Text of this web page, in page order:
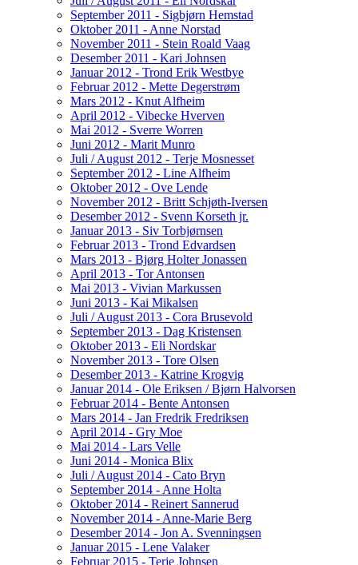
September 2011 - Sigbjørn Hemstad
Oktober 2011 - Anne Norstad
November 2011 - Stein Roald Vaag
Desember 2011 - Kari Johnsen
Januar 2012 - Trond Erik Westbye
Februar 2012 - Mette Degerstrøm
Mars 2012 - Knut Alfheim
April 2012 - Vibecke Hverven
Mai 2012 - Sverre Worren
Juni 2012 - Marit Munro
Juli / August 2012 - Terje Mosnesset
September 2012 - Line Alfheim
Oktober 2012 - Ove Lende
November 2012 - Britt Schjøth-Iversen
Desember 2012 - Svenn Korseth jr.
Januar 2013 - Siv Torbjørnsen
Februar 2013 - Trond Edvardsen
Mars 2013 - Bjørg Holter Jonassen
April 2013 - Tor Antonsen
Mai 2013 - Vivian Markussen
Juni 2013 - Kai Mikalsen
Juli / August 2013 - Cora Brusevold
September 2013 - Dag Kristensen
Oktober 2013 - Eli Nordskar
November 2013 - Tore Olsen
Desember 2013 - Katrine Krogvig
Januar 2014 - Ole Eriksen / Bjørn Halvorsen
Februar 2014 - Bente Antonsen
Mars 2014 - Jan Fredrik Fredriksen
April 2014 - Gry Moe
Mai 2014 - Lars Velle
Juni 2014 - Monica Blix
Juli / August 2014 - Cato Bryn
September 2014 - Anne Holta
Oktober 2014 - Reinert Sannerud
November 2014 - Anne-Marie Berg
Desember 2014 - Jon A. Svenningsen
Januar 2015 - Lene Valaker
Februar 2015 - Terje Johnsen